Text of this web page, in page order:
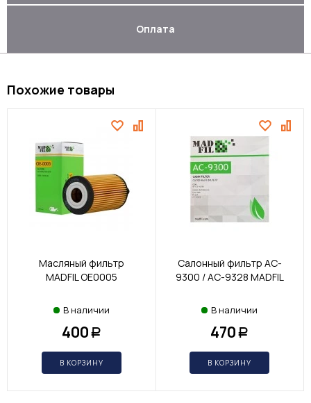
Оплата
Похожие товары
Масляный фильтр
MADFIL OE0005
В наличии
400 Р
В КОРЗИНУ
Салонный фильтр AC-
9300 / AC-9328 MADFIL
В наличии
470 Р
В КОРЗИНУ